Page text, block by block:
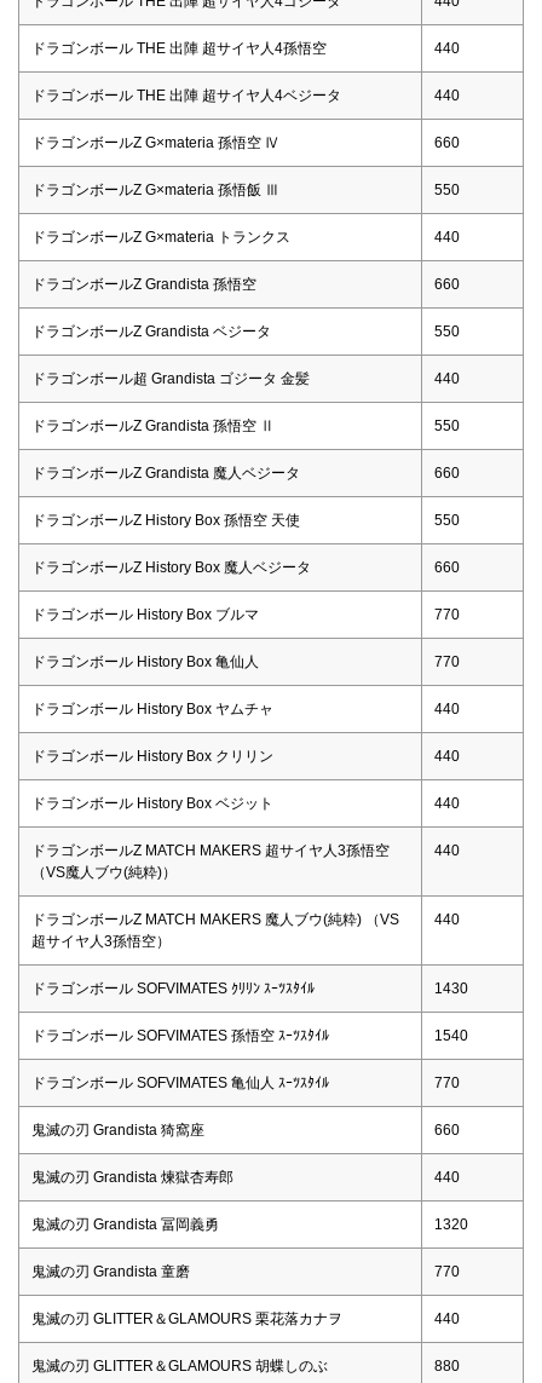
ドラゴンボール THE 出陣 超サイヤ人4孫悟空 440
ドラゴンボール THE 出陣 超サイヤ人4ベジータ 440
ドラゴンボールZ G×materia 孫悟空 Ⅳ 660
ドラゴンボールZ G×materia 孫悟飯 Ⅲ 550
ドラゴンボールZ G×materia トランクス 440
ドラゴンボールZ Grandista 孫悟空 660
ドラゴンボールZ Grandista ベジータ 550
ドラゴンボール超 Grandista ゴジータ 金髪 440
ドラゴンボールZ Grandista 孫悟空 Ⅱ 550
ドラゴンボールZ Grandista 魔人ベジータ 660
ドラゴンボールZ History Box 孫悟空 天使 550
ドラゴンボールZ History Box 魔人ベジータ 660
ドラゴンボール History Box ブルマ 770
ドラゴンボール History Box 亀仙人 770
ドラゴンボール History Box ヤムチャ 440
ドラゴンボール History Box クリリン 440
ドラゴンボール History Box ベジット 440
ドラゴンボールZ MATCH MAKERS 超サイヤ人3孫悟空
（VS魔人ブウ(純粋)）
440
ドラゴンボールZ MATCH MAKERS 魔人ブウ(純粋) （VS
超サイヤ人3孫悟空）
440
ドラゴンボール SOFVIMATES ｸﾘﾘﾝ ｽｰﾂｽﾀｲﾙ 1430
ドラゴンボール SOFVIMATES 孫悟空 ｽｰﾂｽﾀｲﾙ 1540
ドラゴンボール SOFVIMATES 亀仙人 ｽｰﾂｽﾀｲﾙ 770
鬼滅の刃 Grandista 猗窩座 660
鬼滅の刃 Grandista 煉獄杏寿郎 440
鬼滅の刃 Grandista 冨岡義勇 1320
鬼滅の刃 Grandista 童磨 770
鬼滅の刃 GLITTER＆GLAMOURS 栗花落カナヲ 440
鬼滅の刃 GLITTER＆GLAMOURS 胡蝶しのぶ 880